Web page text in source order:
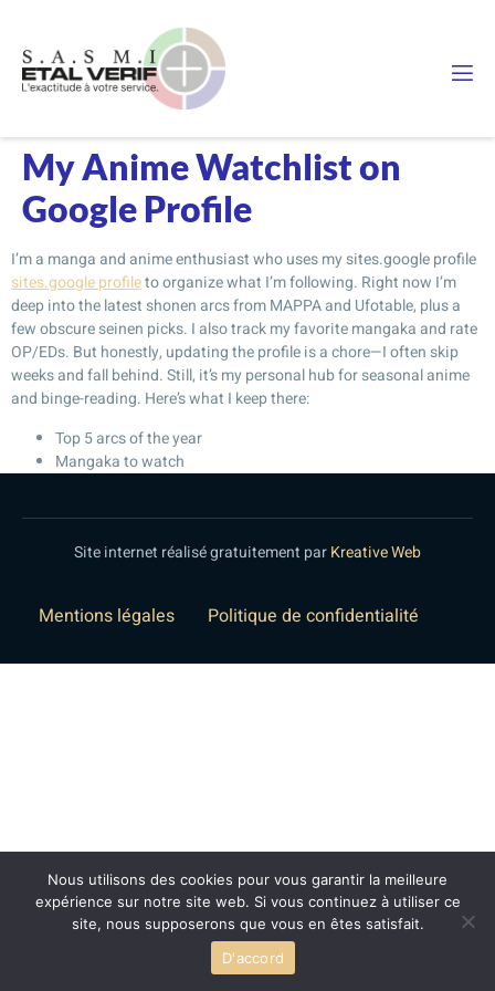
My Anime Watchlist on
Google Profile
I’m a manga and anime enthusiast who uses my sites.google profile
sites.google profileto organize what I’m following. Right now I’m
deep into the latest shonen arcs from MAPPA and Ufotable, plus a
few obscure seinen picks. I also track my favorite mangaka and rate
OP/EDs. But honestly, updating the profile is a chore—I often skip
weeks and fall behind. Still, it’s my personal hub for seasonal anime
and binge-reading. Here’s what I keep there:
Top 5 arcs of the year
Mangaka to watch
Site internet réalisé gratuitement parKreative Web
Mentions légales Politique de confidentialité
Nous utilisons des cookies pour vous garantir la meilleure
expérience sur notre site web. Si vous continuez à utiliser ce
site, nous supposerons que vous en êtes satisfait.
D'accord